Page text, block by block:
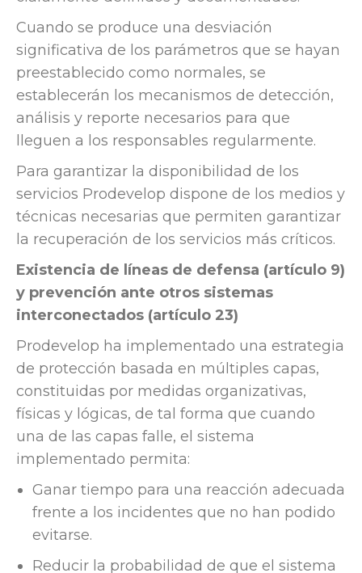
Cuando se produce una desviación
significativa de los parámetros que se hayan
preestablecido como normales, se
establecerán los mecanismos de detección,
análisis y reporte necesarios para que
lleguen a los responsables regularmente.
Para garantizar la disponibilidad de los
servicios Prodevelop dispone de los medios y
técnicas necesarias que permiten garantizar
la recuperación de los servicios más críticos.
Existencia de líneas de defensa (artículo 9)
y prevención ante otros sistemas
interconectados (artículo 23)
Prodevelop ha implementado una estrategia
de protección basada en múltiples capas,
constituidas por medidas organizativas,
físicas y lógicas, de tal forma que cuando
una de las capas falle, el sistema
implementado permita:
Ganar tiempo para una reacción adecuada
frente a los incidentes que no han podido
evitarse.
Reducir la probabilidad de que el sistema